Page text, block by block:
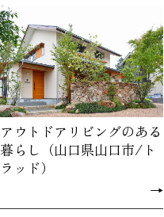
アウトドアリビングのある
暮らし（山口県山口市/ト
ラッド）
→